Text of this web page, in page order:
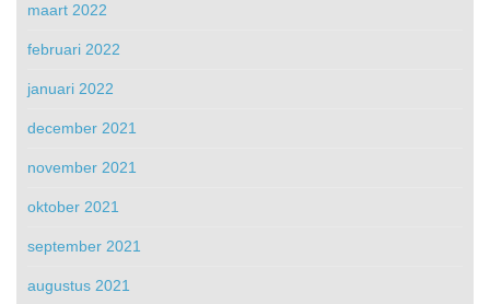
maart 2022
februari 2022
januari 2022
december 2021
november 2021
oktober 2021
september 2021
augustus 2021